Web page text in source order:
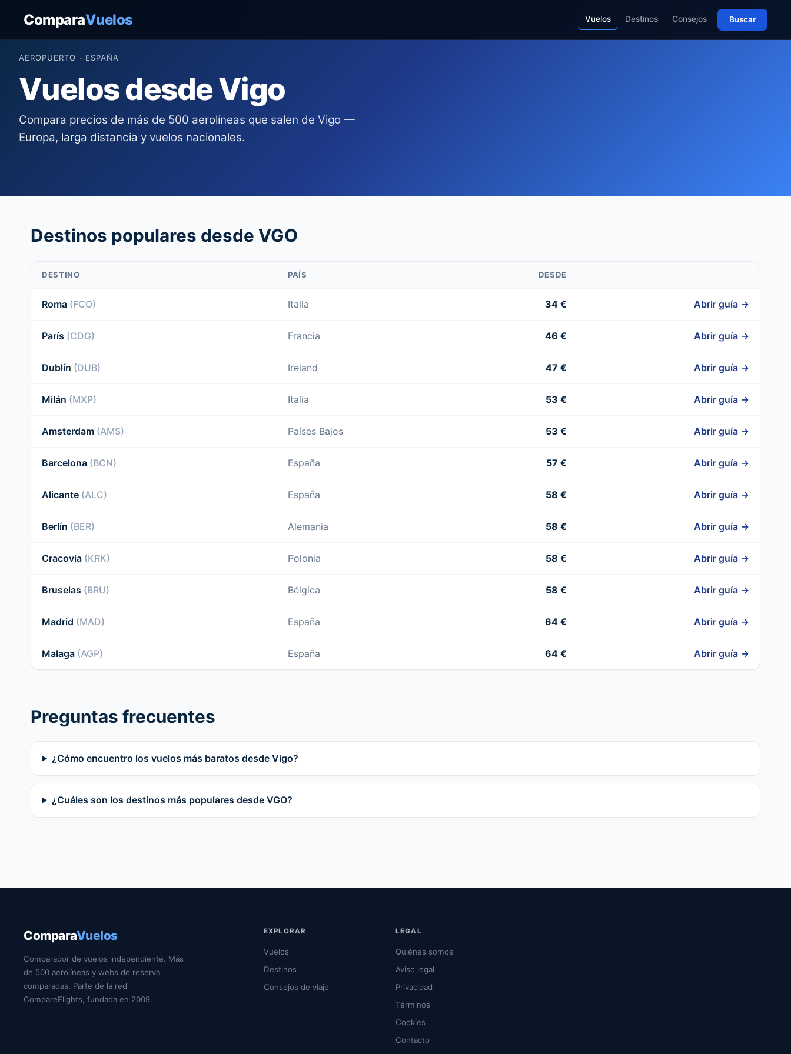
ComparaVuelos Vuelos Destinos Consejos Buscar
AEROPUERTO · ESPAÑA
Vuelos desde Vigo
Compara precios de más de 500 aerolíneas que salen de Vigo —
Europa, larga distancia y vuelos nacionales.
Destinos populares desde VGO
DESTINO PAÍS DESDE
Roma (FCO) Italia 34 € Abrir guía →
París (CDG) Francia 46 € Abrir guía →
Dublín (DUB) Ireland 47 € Abrir guía →
Milán (MXP) Italia 53 € Abrir guía →
Amsterdam (AMS) Países Bajos 53 € Abrir guía →
Barcelona (BCN) España 57 € Abrir guía →
Alicante (ALC) España 58 € Abrir guía →
Berlín (BER) Alemania 58 € Abrir guía →
Cracovia (KRK) Polonia 58 € Abrir guía →
Bruselas (BRU) Bélgica 58 € Abrir guía →
Madrid (MAD) España 64 € Abrir guía →
Malaga (AGP) España 64 € Abrir guía →
Preguntas frecuentes
¿Cómo encuentro los vuelos más baratos desde Vigo?
¿Cuáles son los destinos más populares desde VGO?
ComparaVuelos
Comparador de vuelos independiente. Más
de 500 aerolíneas y webs de reserva
comparadas. Parte de la red
CompareFlights, fundada en 2009.
EXPLORAR
Vuelos
Destinos
Consejos de viaje
LEGAL
Quiénes somos
Aviso legal
Privacidad
Términos
Cookies
Contacto